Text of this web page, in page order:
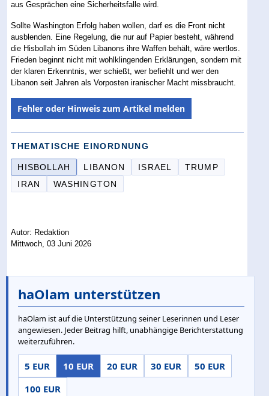
aus Gesprächen eine Sicherheitsfalle wird.
Sollte Washington Erfolg haben wollen, darf es die Front nicht
ausblenden. Eine Regelung, die nur auf Papier besteht, während
die Hisbollah im Süden Libanons ihre Waffen behält, wäre wertlos.
Frieden beginnt nicht mit wohlklingenden Erklärungen, sondern mit
der klaren Erkenntnis, wer schießt, wer befiehlt und wer den
Libanon seit Jahren als Vorposten iranischer Macht missbraucht.
Fehler oder Hinweis zum Artikel melden
THEMATISCHE EINORDNUNG
HISBOLLAH LIBANON ISRAEL
TRUMP
IRAN
WASHINGTON
Autor: Redaktion
Mittwoch, 03 Juni 2026
haOlam unterstützen
haOlam ist auf die Unterstützung seiner Leserinnen und Leser
angewiesen. Jeder Beitrag hilft, unabhängige Berichterstattung
weiterzuführen.
5 EUR 10 EUR 20 EUR 30 EUR
50 EUR
100 EUR